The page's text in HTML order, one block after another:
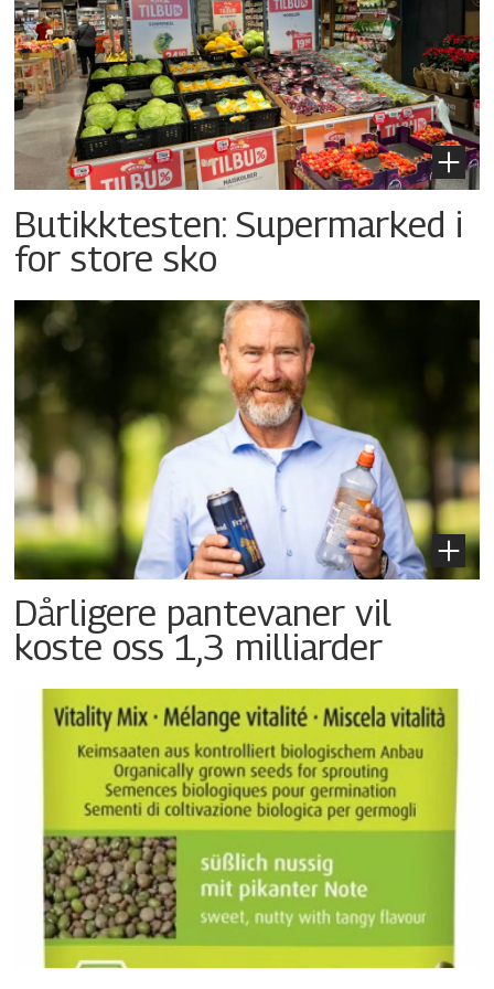
Butikktesten: Supermarked i
for store sko
Dårligere pantevaner vil
koste oss 1,3 milliarder